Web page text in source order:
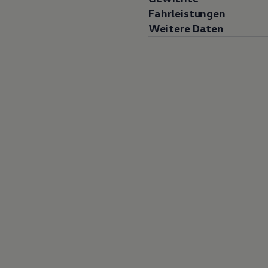
Fahrleistungen
Weitere Daten